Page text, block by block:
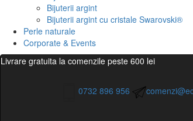
Bijuterii argint
Bijuterii argint cu cristale Swarovski®
Perle naturale
Corporate & Events
Livrare gratuita la comenzile peste 600 lei
0732 896 956